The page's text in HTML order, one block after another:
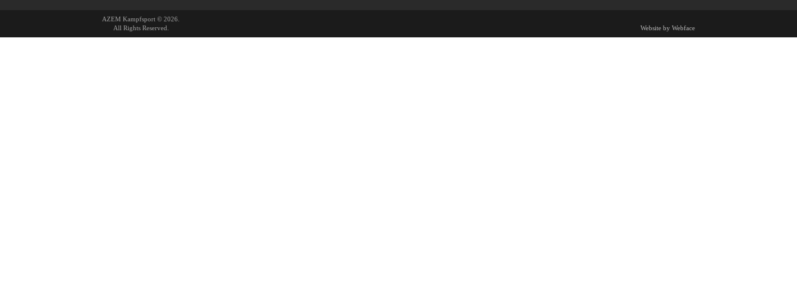
AZEM Kampfsport © 2026.
All Rights Reserved.
Website by Webface